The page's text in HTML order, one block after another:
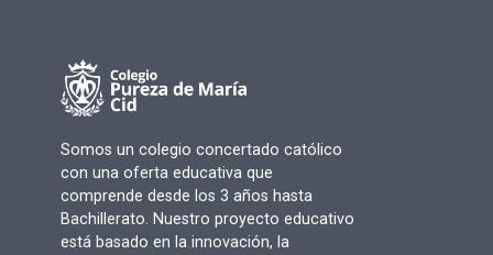
Somos un colegio concertado católico
con una oferta educativa que
comprende desde los 3 años hasta
Bachillerato. Nuestro proyecto educativo
está basado en la innovación, la